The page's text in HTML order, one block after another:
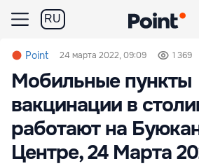
RU
Point 24 марта 2022, 09:09 1 369
Мобильные пункты
вакцинации в
работают на
Центре, 24 Марта